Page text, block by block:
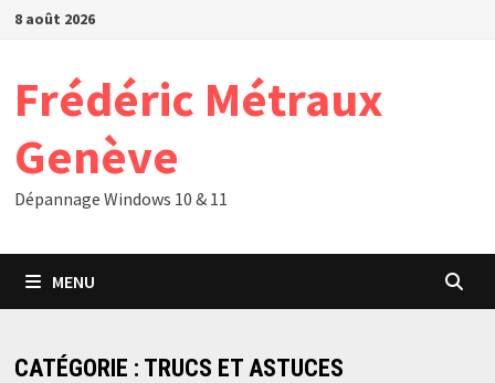
Passer
8 août 2026
Frédéric Métraux
Genève
Dépannage Windows 10 & 11
MENU
CATÉGORIE : TRUCS ET ASTUCES